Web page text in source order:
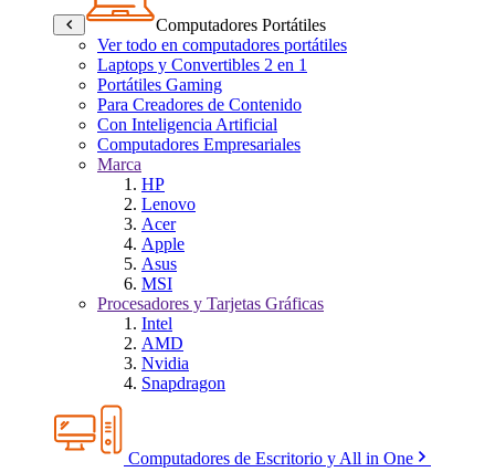
Computadores Portátiles
Ver todo en computadores portátiles
Laptops y Convertibles 2 en 1
Portátiles Gaming
Para Creadores de Contenido
Con Inteligencia Artificial
Computadores Empresariales
Marca
HP
Lenovo
Acer
Apple
Asus
MSI
Procesadores y Tarjetas Gráficas
Intel
AMD
Nvidia
Snapdragon
Computadores de Escritorio y All in One